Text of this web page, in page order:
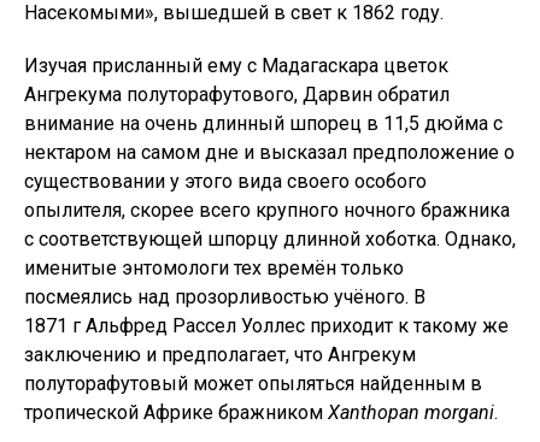
Насекомыми», вышедшей в свет к 1862 году.
Изучая присланный ему с Мадагаскара цветок
Ангрекума полуторафутового, Дарвин обратил
внимание на очень длинный шпорец в 11,5 дюйма с
нектаром на самом дне и высказал предположение о
существовании у этого вида своего особого
опылителя, скорее всего крупного ночного бражника
с соответствующей шпорцу длинной хоботка. Однако,
именитые энтомологи тех времён только
посмеялись над прозорливостью учёного. В
1871 г Альфред Рассел Уоллес приходит к такому же
заключению и предполагает, что Ангрекум
полуторафутовый может опыляться найденным в
тропической Африке бражником Xanthopan morgani.